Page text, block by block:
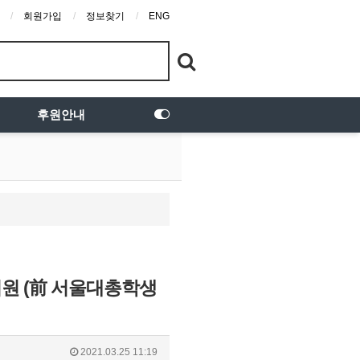
회원가입 정보찾기 ENG
후원안내
(前 서울대총학생
2021.03.25 11:19